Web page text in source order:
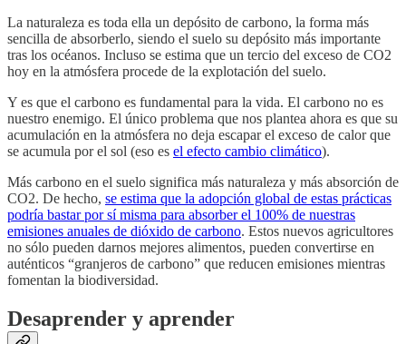
La naturaleza es toda ella un depósito de carbono, la forma más
sencilla de absorberlo, siendo el suelo su depósito más importante
tras los océanos. Incluso se estima que un tercio del exceso de CO2
hoy en la atmósfera procede de la explotación del suelo.
Y es que el carbono es fundamental para la vida. El carbono no es
nuestro enemigo. El único problema que nos plantea ahora es que su
acumulación en la atmósfera no deja escapar el exceso de calor que
se acumula por el sol (eso es el efecto cambio climático).
Más carbono en el suelo significa más naturaleza y más absorción de
CO2. De hecho, se estima que la adopción global de estas prácticas
podría bastar por sí misma para absorber el 100% de nuestras
emisiones anuales de dióxido de carbono. Estos nuevos agricultores
no sólo pueden darnos mejores alimentos, pueden convertirse en
auténticos “granjeros de carbono” que reducen emisiones mientras
fomentan la biodiversidad.
Desaprender y aprender